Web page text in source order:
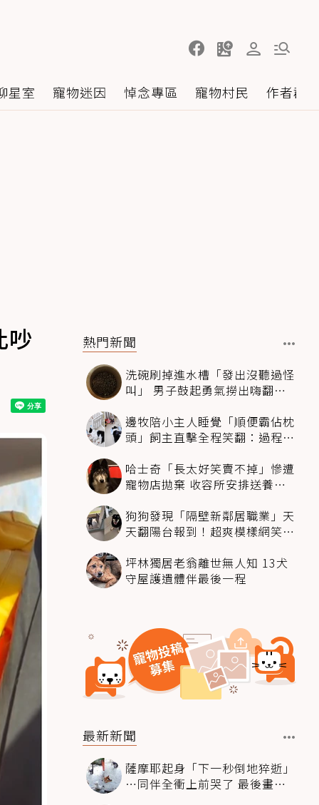
星室 寵物迷因 悼念專區 寵物村民 作者群
吵
熱門新聞
洗碗刷掉進水槽「發出沒聽過怪
叫」 男子鼓起勇氣撈出嗨翻：
邊牧陪小主人睡覺「順便霸佔枕
頭」飼主直擊全程笑翻：過程絲
哈士奇「長太好笑賣不掉」慘遭
寵物店拋棄 收容所安排送養活
狗狗發現「隔壁新鄰居職業」天
天翻陽台報到！超爽模樣網笑
坪林獨居老翁離世無人知 13犬
守屋護遺體伴最後一程
最新新聞
薩摩耶起身「下一秒倒地猝逝」
…同伴全衝上前哭了 最後畫面